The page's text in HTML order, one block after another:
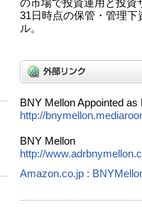
の市場で投資運用と投資
31日時点の保管・管理下
ル。
BNY Mellon Appointed
http://
BNY Mellon
http://
Amazon.co.jp :